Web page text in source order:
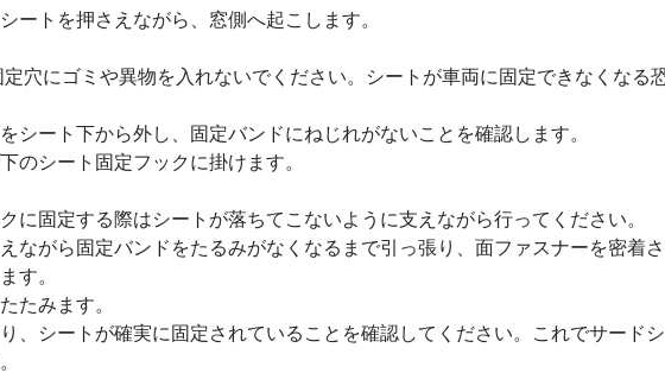
ートを押さえながら、窓側へ起こします。
穴にゴミや異物を入れないでください。シートが車両に固定できなくなる
シート下から外し、固定バンドにねじれがないことを確認します。
のシート固定フックに掛けます。
に固定する際はシートが落ちてこないように支えながら行ってください。
ながら固定バンドをたるみがなくなるまで引っ張り、面ファスナーを密着
す。
たみます。
、シートが確実に固定されていることを確認してください。これでサード